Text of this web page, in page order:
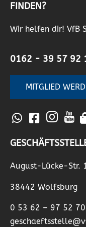
FINDEN?
Wir helfen dir! VfB
0162 - 39 57 92
MITGLIED
August-Lücke-Str.
38442 Wolfsburg
0 53 62 – 97 52